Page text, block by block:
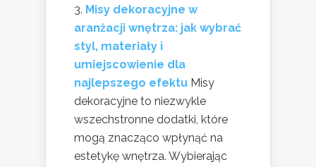
Misy dekoracyjne w
aranżacji wnętrza: jak wybrać
styl, materiały i
umiejscowienie dla
najlepszego efektu Misy
dekoracyjne to niezwykle
wszechstronne dodatki, które
mogą znacząco wpłynąć na
estetykę wnętrza. Wybierając